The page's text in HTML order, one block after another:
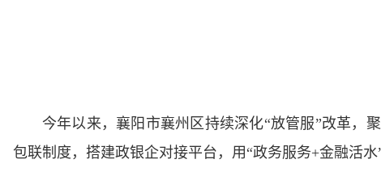
今年以来，襄阳市襄州区持续深化“放管服”改革，
包联制度，搭建政银企对接平台，用“政务服务+金融活水